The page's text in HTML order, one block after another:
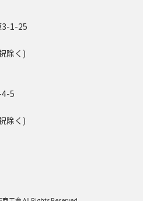
3-1-25
除く)
4-5
除く)